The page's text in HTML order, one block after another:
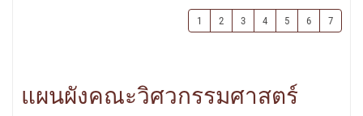
1 2 3 4 5 6 7
แผนผังคณะวิศวกรรมศาสตร์